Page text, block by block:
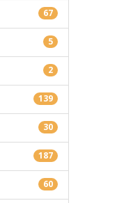
67
5
2
139
30
187
60